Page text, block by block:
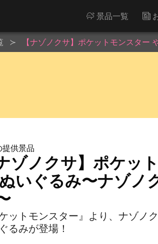
景品一覧
【ナゾノクサ】ポケットモンスター
提供景品
ナゾノクサ】ポケッ
いぐるみ〜ナゾノ
ケットモンスター』より、ナゾノ
るみが登場！